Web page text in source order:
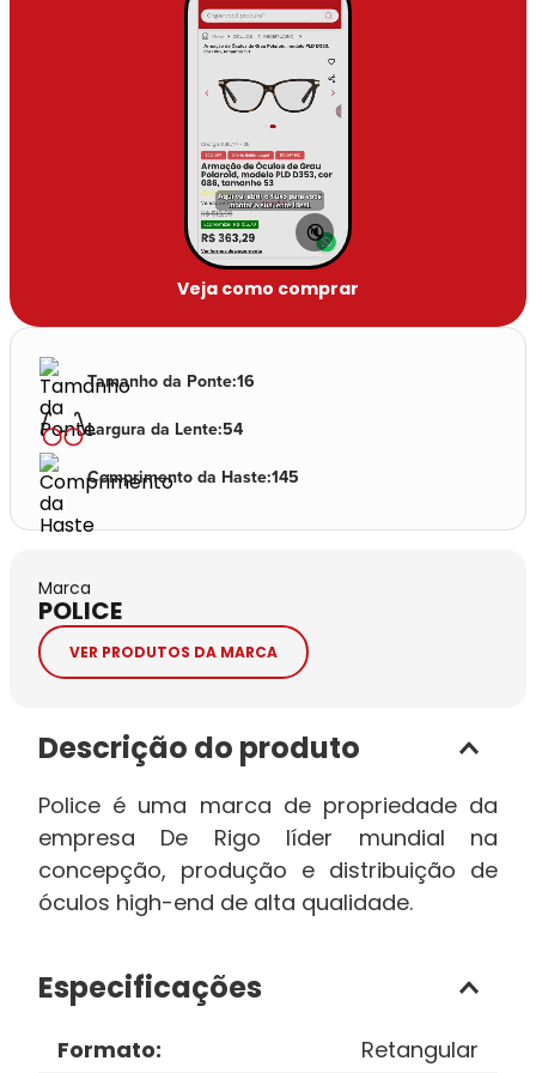
🔇
Veja como comprar
Tamanho da Ponte:16
Largura da Lente:54
Comprimento da Haste:145
Marca
POLICE
VER PRODUTOS DA MARCA
Descrição do produto
Police é uma marca de propriedade da
empresa De Rigo líder mundial na
concepção, produção e distribuição de
óculos high-end de alta qualidade.
Especificações
Formato: Retangular